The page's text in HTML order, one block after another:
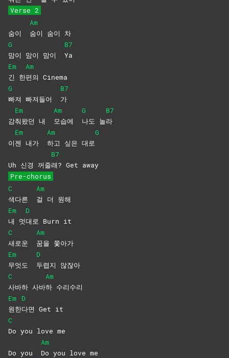
Verse 2
숨이
Am
숨이 숨이 차
G
맘이 맘이 맘이
B7
Ya
Em
긴 한
Am
편의 Cinema
G
빠져 빠져들어
B7
가
감
Em
춰왔던 내
Am
모습에
G
나도 놀
B7
라
이
Em
젠 내가
Am
하고 싶은 대로
G
Uh 신경 꺼줄
B7
래? Get away
Pre-chorus
C
색다른
Am
걸 더 원해
Em
내 멋
D
대로 Burn it
C
새로운
Am
꿈을 쫓아가
Em
무엇도
D
두렵지 않잖아
C
사바하 사바
Am
하 수리수리
Em
원한
D
다면 Get it
C
Do you love me
Do you
Am
Do you love me